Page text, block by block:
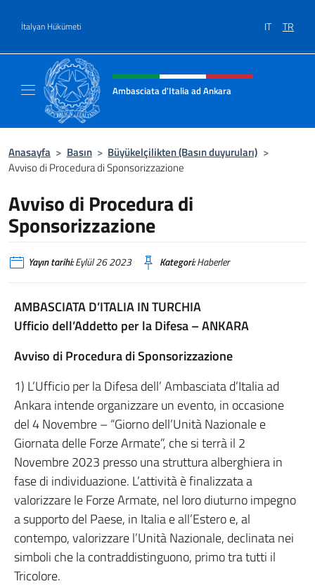
İtalyan Hükümeti IT TR
Site başlığı, sosyal medya ve
Ambasciata d'Italia ad Ankara
Anasayfa > Basın > Büyükelçilikten (Basın duyuruları) >
Avviso di Procedura di Sponsorizzazione
Avviso di Procedura di
Sponsorizzazione
Yayın tarihi:Eylül 26 2023 Kategori:Haberler
AMBASCIATA D’ITALIA IN TURCHIA
Ufficio dell’Addetto per la Difesa – ANKARA
Avviso di Procedura di Sponsorizzazione
1) L’Ufficio per la Difesa dell’ Ambasciata d’Italia ad
Ankara intende organizzare un evento, in occasione
del 4 Novembre – “Giorno dell’Unità Nazionale e
Giornata delle Forze Armate”, che si terrà il 2
Novembre 2023 presso una struttura alberghiera in
fase di individuazione. L’attività è finalizzata a
valorizzare le Forze Armate, nel loro diuturno impegno
a supporto del Paese, in Italia e all’Estero e, al
contempo, valorizzare l’Unità Nazionale, declinata nei
simboli che la contraddistinguono, primo tra tutti il
Tricolore.